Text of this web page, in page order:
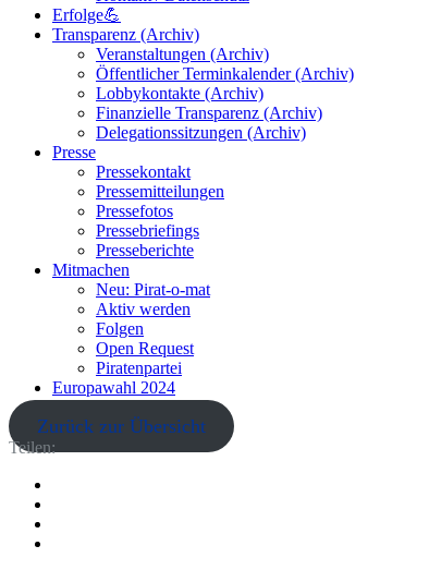
Erfolge💪
Transparenz (Archiv)
Veranstaltungen (Archiv)
Öffentlicher Terminkalender (Archiv)
Lobbykontakte (Archiv)
Finanzielle Transparenz (Archiv)
Delegationssitzungen (Archiv)
Presse
Pressekontakt
Pressemitteilungen
Pressefotos
Pressebriefings
Presseberichte
Mitmachen
Neu: Pirat-o-mat
Aktiv werden
Folgen
Open Request
Piratenpartei
Europawahl 2024
Zurück zur Übersicht
Teilen: